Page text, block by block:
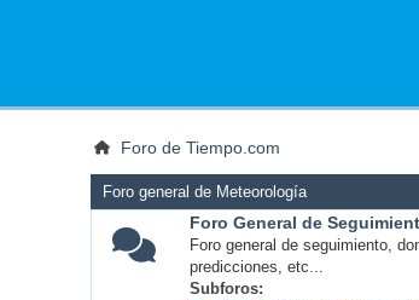
Foro de Tiempo.com
Foro general de Meteorología
Foro General de
Foro general de seguimiento,
predicciones, etc...
Subforos